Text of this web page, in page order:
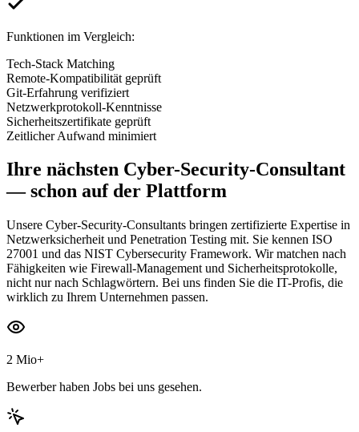
Funktionen im Vergleich:
Tech-Stack Matching
Remote-Kompatibilität geprüft
Git-Erfahrung verifiziert
Netzwerkprotokoll-Kenntnisse
Sicherheitszertifikate geprüft
Zeitlicher Aufwand minimiert
Ihre nächsten Cyber-Security-Consultant
— schon auf der Plattform
Unsere Cyber-Security-Consultants bringen zertifizierte Expertise in
Netzwerksicherheit und Penetration Testing mit. Sie kennen ISO
27001 und das NIST Cybersecurity Framework. Wir matchen nach
Fähigkeiten wie Firewall-Management und Sicherheitsprotokolle,
nicht nur nach Schlagwörtern. Bei uns finden Sie die IT-Profis, die
wirklich zu Ihrem Unternehmen passen.
2 Mio+
Bewerber haben Jobs bei uns gesehen.